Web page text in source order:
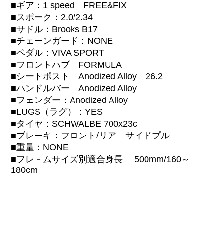
■ギア：1 speed FREE&FIX
■スポーク：2.0/2.34
■サドル：Brooks B17
■チェーンガード：NONE
■ペダル：VIVA SPORT
■フロントハブ：FORMULA
■シートポスト：Anodized Alloy 26.2
■ハンドルバー：Anodized Alloy
■フェンダー：Anodized Alloy
■LUGS（ラグ）：YES
■タイヤ：SCHWALBE 700x23c
■ブレーキ：フロント/リア サイドプル
■重量：NONE
■フレ－ムサイズ別適合身長 500mm/160～
180cm